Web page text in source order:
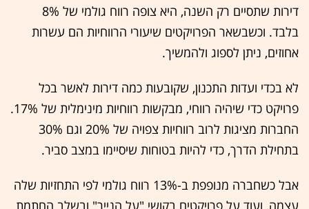
דירות שתסיים רק השנה, היא צופה רווח גולמי של 8%
בלבד. וכשבשאר הפרויקטים שיעורי הרווחיות הם עשרות
אחוזים, ניתן לספוג ולהמשיך.
לא בכדי ועדות התכנון, שקובעות כמה דירות לאשר בכל
פרויקט כדי שיהיה רווחי, מבקשות רווחיות מינימלית של 17%.
החברות מציגות לרוב רווחיות צפויה של 20% וגם 30%
בתחילת הדרך, כדי להיות בטוחות שיסיימו במצב סביר.
אבל כשחברה מנופפת ב-13% רווח גולמי לפי התחזיות שלה